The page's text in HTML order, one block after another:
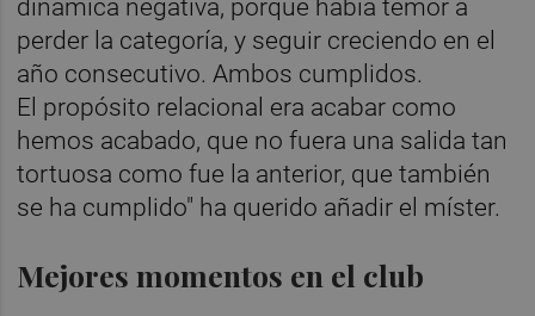
dinámica negativa, porque había temor a
perder la categoría, y seguir creciendo en el
año consecutivo. Ambos cumplidos.
El propósito relacional era acabar como
hemos acabado, que no fuera una salida tan
tortuosa como fue la anterior, que también
se ha cumplido" ha querido añadir el míster.
Mejores momentos en el club